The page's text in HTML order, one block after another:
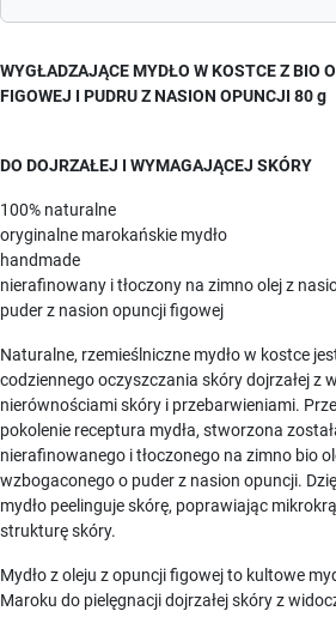
WYGŁADZAJĄCE MYDŁO W KOSTCE Z BIO
FIGOWEJ I PUDRU Z NASION OPUNCJI 80 g
DO DOJRZAŁEJ I WYMAGAJĄCEJ SKÓRY
100% naturalne
oryginalne marokańskie mydło
handmade
nierafinowany i tłoczony na zimno olej z
puder z nasion opuncji figowej
Naturalne, rzemieślniczne mydło w kostce
codziennego oczyszczania skóry dojrzałej z
nierównościami skóry i przebarwieniami.
pokolenie receptura mydła, stworzona
nierafinowanego i tłoczonego na zimno bio
wzbogaconego o puder z nasion opuncji.
mydło peelinguje skórę, poprawiając
strukturę skóry.
Mydło z oleju z opuncji figowej to kultowe
Maroku do pielęgnacji dojrzałej skóry z